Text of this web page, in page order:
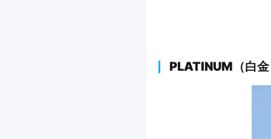
PLATINUM（白